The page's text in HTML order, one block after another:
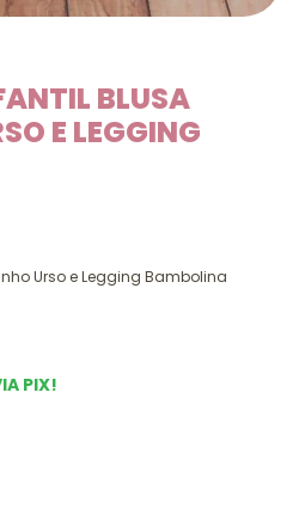
BLUSA
E LEGGING
Urso e Legging Bambolina
PIX!